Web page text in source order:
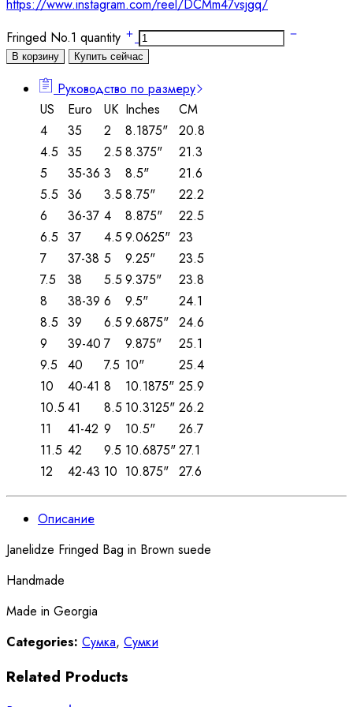
https://www.instagram.com/reel/DCMm47vsjgq/
Fringed No.1 quantity
В корзину Купить сейчас
Руководство по размеру
US
Euro UK Inches
CM
4
35 2 8.1875"
20.8
4.5 35 2.5 8.375"
21.3
5
35-36 3 8.5"
21.6
5.5 36 3.5 8.75"
22.2
6
36-37 4 8.875"
22.5
6.5 37 4.5 9.0625" 23
7
37-38 5 9.25"
23.5
7.5
38 5.5 9.375"
23.8
8
38-39 6 9.5"
24.1
8.5 39 6.5 9.6875" 24.6
9
39-40 7 9.875"
25.1
9.5
40 7.5 10"
25.4
10
40-41 8 10.1875" 25.9
10.5 41 8.5 10.3125" 26.2
11
41-42 9 10.5"
26.7
11.5 42 9.5 10.6875"27.1
12
42-43 10 10.875" 27.6
Описание
Janelidze Fringed Bag in Brown suede
Handmade
Made in Georgia
Categories: Сумка, Сумки
Related Products